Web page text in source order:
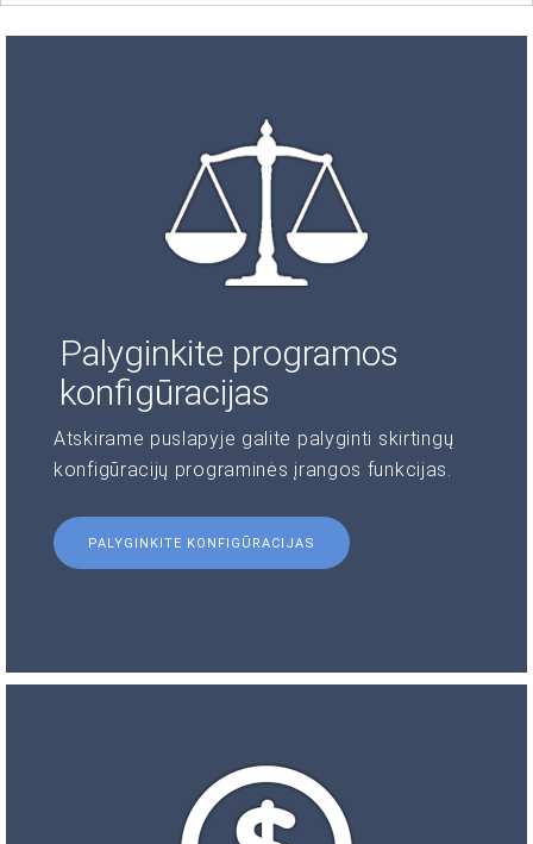
Palyginkite programos
konfigūracijas
Atskirame puslapyje galite palyginti skirtingų
konfigūracijų programinės įrangos funkcijas.
PALYGINKITE KONFIGŪRACIJAS